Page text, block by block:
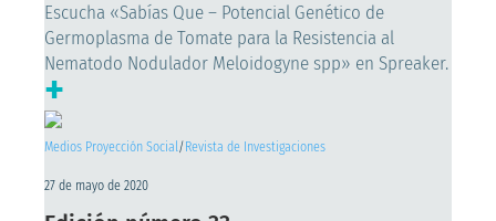
Escucha «Sabías Que – Potencial Genético de
Germoplasma de Tomate para la Resistencia al
Nematodo Nodulador Meloidogyne spp» en Spreaker.
+
Medios Proyección Social/ Revista de Investigaciones
27 de mayo de 2020